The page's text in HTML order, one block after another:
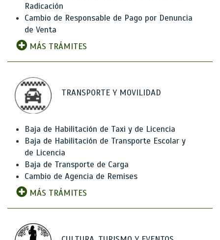
Radicación
Cambio de Responsable de Pago por Denuncia
de Venta
MÁS TRÁMITES
TRANSPORTE Y MOVILIDAD
Baja de Habilitación de Taxi y de Licencia
Baja de Habilitación de Transporte Escolar y
de Licencia
Baja de Transporte de Carga
Cambio de Agencia de Remises
MÁS TRÁMITES